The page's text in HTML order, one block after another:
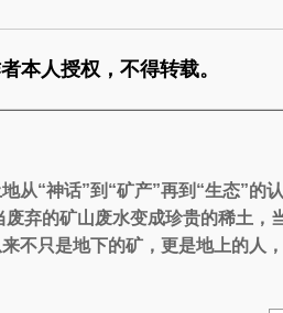
本人授权，不得转载。
从“神话”到“矿产”再到“生态”的
弃的矿山废水变成珍贵的稀土，
不只是地下的矿，更是地上的人